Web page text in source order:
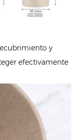
y
efectivamente